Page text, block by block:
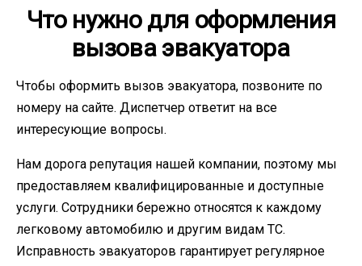
Что нужно для оформления
вызова эвакуатора
Чтобы оформить вызов эвакуатора, позвоните по
номеру на сайте. Диспетчер ответит на все
интересующие вопросы.
Нам дорога репутация нашей компании, поэтому мы
предоставляем квалифицированные и доступные
услуги. Сотрудники бережно относятся к каждому
легковому автомобилю и другим видам ТС.
Исправность эвакуаторов гарантирует регулярное